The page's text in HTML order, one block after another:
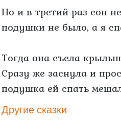
Но и в третий раз сон
подушки не было, а я
Тогда она съела
Сразу же заснула и
подушка ей спать
Другие сказки